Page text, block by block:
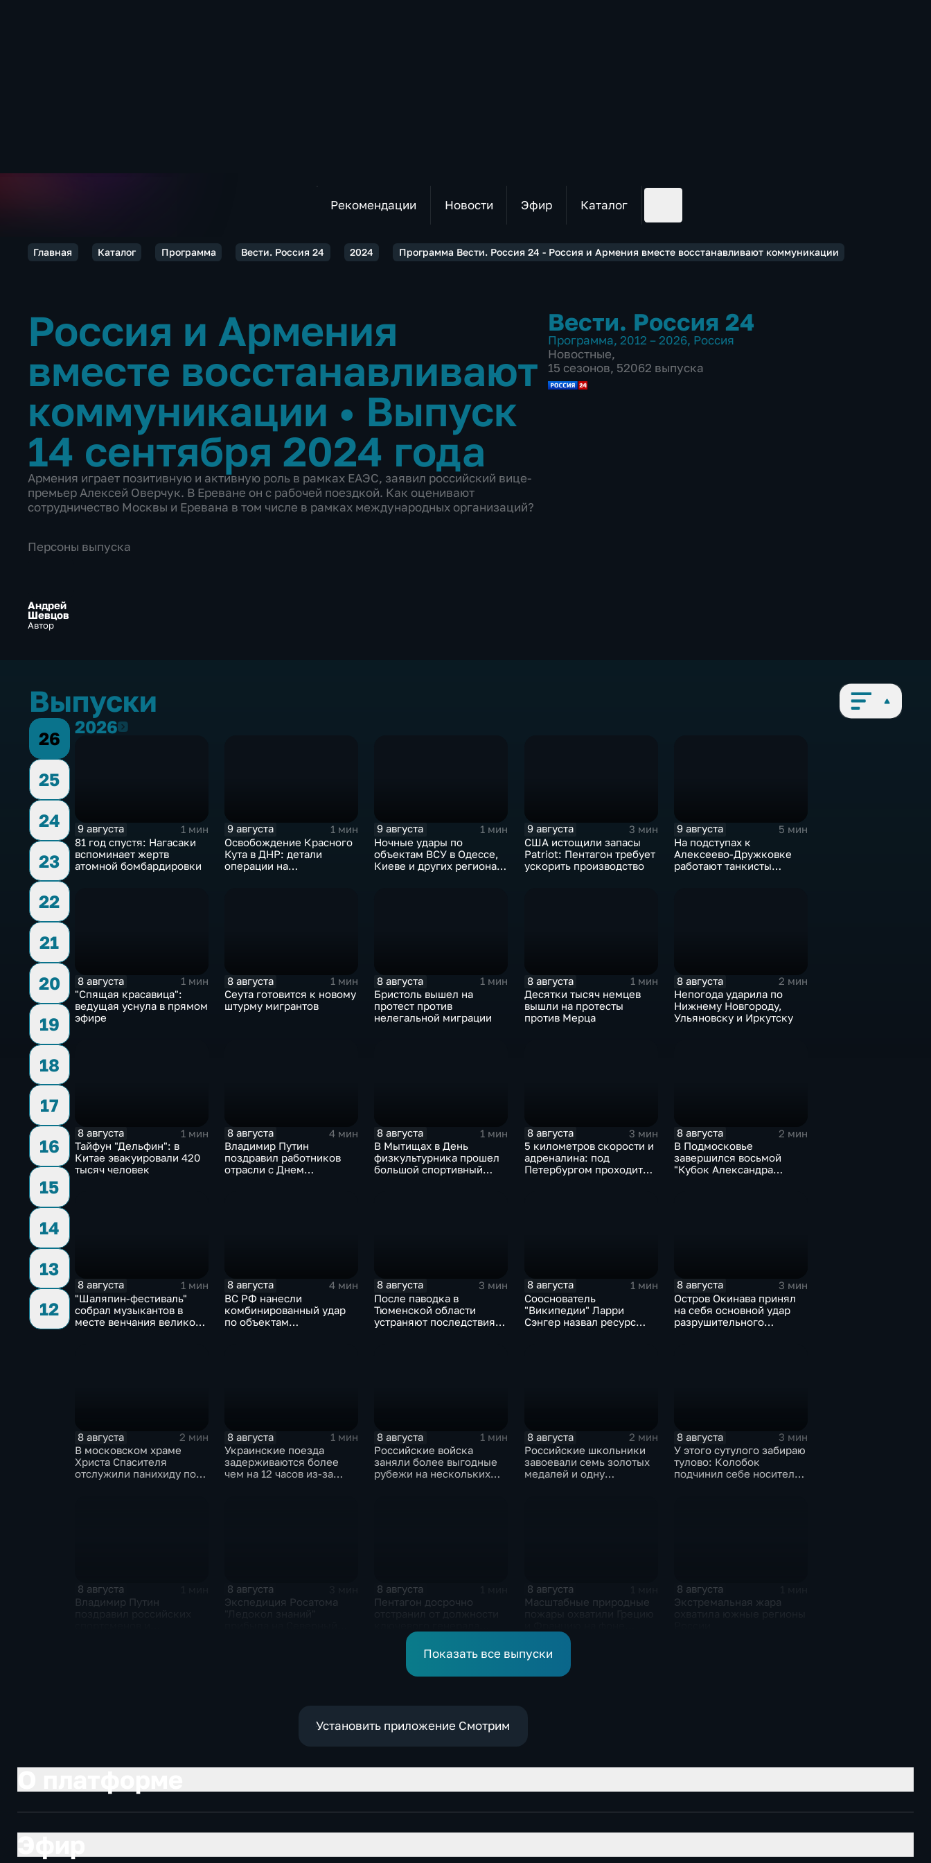
Рекомендации Новости Эфир Каталог
Главная Каталог Программа Вести. Россия 24 2024 Программа Вести. Россия 24 - Россия и Армения вместе восстанавливают коммуникации
Россия и Армения
вместе восстанавливают
коммуникации • Выпуск
14 сентября 2024 года
Армения играет позитивную и активную роль в рамках ЕАЭС, заявил российский вице-
премьер Алексей Оверчук. В Ереване он с рабочей поездкой. Как оценивают
сотрудничество Москвы и Еревана в том числе в рамках международных организаций?
Вести. Россия 24
Программа, 2012 – 2026, Россия
Новостные,
15 сезонов, 52062 выпуска
Персоны выпуска
Андрей
Шевцов
Автор
Выпуски
26
25
24
23
22
21
20
19
18
17
16
15
14
13
12
20262026
9 августа
1 мин
81 год спустя: Нагасаки
вспоминает жертв
атомной бомбардировки
9 августа
1 мин
Освобождение Красного
Кута в ДНР: детали
операции на
9 августа
1 мин
Ночные удары по
объектам ВСУ в Одессе,
Киеве и других регионах
9 августа
3 мин
США истощили запасы
Patriot: Пентагон требует
ускорить производство
9 августа
5 мин
На подступах к
Алексеево-Дружковке
работают танкисты
8 августа
1 мин
"Спящая красавица":
ведущая уснула в прямом
эфире
8 августа
1 мин
Сеута готовится к новому
штурму мигрантов
8 августа
1 мин
Бристоль вышел на
протест против
нелегальной миграции
8 августа
1 мин
Десятки тысяч немцев
вышли на протесты
против Мерца
8 августа
2 мин
Непогода ударила по
Нижнему Новгороду,
Ульяновску и Иркутску
8 августа
1 мин
Тайфун "Дельфин": в
Китае эвакуировали 420
тысяч человек
8 августа
4 мин
Владимир Путин
поздравил работников
отрасли с Днем
8 августа
1 мин
В Мытищах в День
физкультурника прошел
большой спортивный
8 августа
3 мин
5 километров скорости и
адреналина: под
Петербургом проходит
8 августа
2 мин
В Подмосковье
завершился восьмой
"Кубок Александра
8 августа
1 мин
"Шаляпин‑фестиваль"
собрал музыкантов в
месте венчания великого
8 августа
4 мин
ВС РФ нанесли
комбинированный удар
по объектам
8 августа
3 мин
После паводка в
Тюменской области
устраняют последствия
8 августа
1 мин
Сооснователь
"Википедии" Ларри
Сэнгер назвал ресурс
8 августа
3 мин
Остров Окинава принял
на себя основной удар
разрушительного
8 августа
2 мин
В московском храме
Христа Спасителя
отслужили панихиду по
8 августа
1 мин
Украинские поезда
задерживаются более
чем на 12 часов из-за
8 августа
1 мин
Российские войска
заняли более выгодные
рубежи на нескольких
8 августа
2 мин
Российские школьники
завоевали семь золотых
медалей и одну
8 августа
3 мин
У этого сутулого забираю
тулово: Колобок
подчинил себе носителя
8 августа
Владимир Путин
8 августа
Экспедиция Росатома
8 августа
Пентагон досрочно
Чарльза Костанцу
8 августа
Масштабные природные
европейской засухи
8 августа
Экстремальная жара
Показать все выпуски
Установить приложение Смотрим